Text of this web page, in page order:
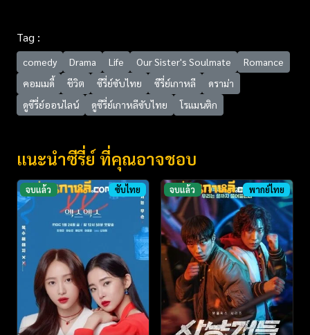
Tag :
comedy Drama Life Our Sister's Soulmate
Romance
คอมเมดี้
ชีวิต ซีรี่ย์ซับไทย ซีรี่ย์เกาหลี
ดราม่า
ดูซีรี่ย์ออนไลน์
ดูซีรี่ย์เกาหลีซับไทย โรแมนติก
แนะนำซีรี่ย์ ที่คุณอาจชอบ
จบแล้ว ซับไทย จบแล้ว พากย์ไทย